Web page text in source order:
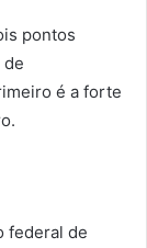
pontos
de
é a forte
federal de